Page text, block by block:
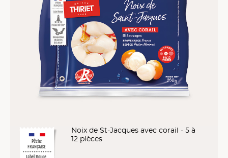
Pêche
FRANÇAISE
Label Rouge
Noix de St-Jacques avec corail - 5 à
12 pièces